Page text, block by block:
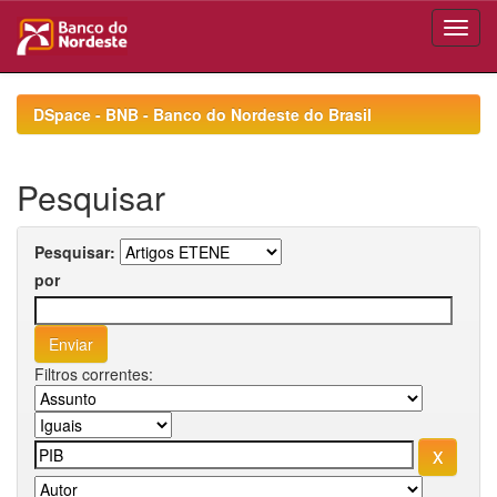
navigationDSpace - BNB - Banco do Nordeste do Brasil
Pesquisar
Pesquisar:
por
Filtros correntes: